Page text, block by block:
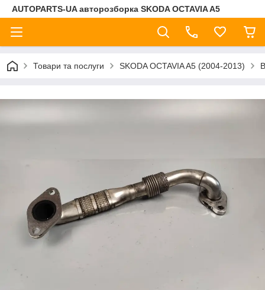
AUTOPARTS-UA авторозборка SKODA OCTAVIA A5
Товари та послуги SKODA OCTAVIA A5 (2004-2013)